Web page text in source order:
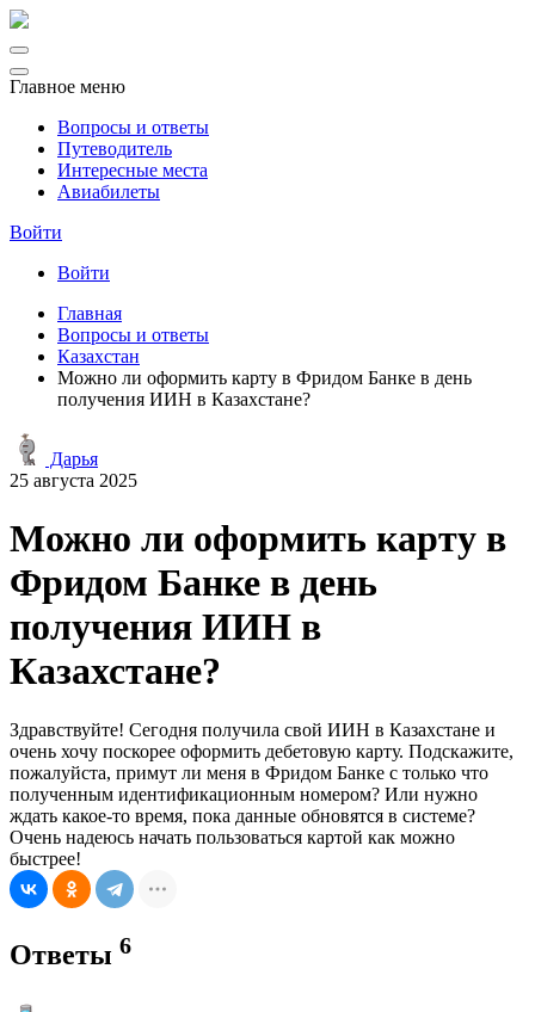
Главное меню
Вопросы и ответы
Путеводитель
Интересные места
Авиабилеты
Войти
Войти
Главная
Вопросы и ответы
Казахстан
Можно ли оформить карту в Фридом Банке в день
получения ИИН в Казахстане?
Дарья
25 августа 2025
Можно ли оформить карту в
Фридом Банке в день
получения ИИН в
Казахстане?
Здравствуйте! Сегодня получила свой ИИН в Казахстане и
очень хочу поскорее оформить дебетовую карту. Подскажите,
пожалуйста, примут ли меня в Фридом Банке с только что
полученным идентификационным номером? Или нужно
ждать какое-то время, пока данные обновятся в системе?
Очень надеюсь начать пользоваться картой как можно
быстрее!
Ответы 6